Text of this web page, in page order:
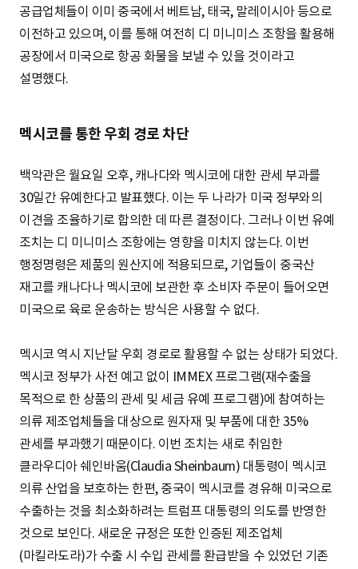
공급업체들이 이미 중국에서 베트남, 태국, 말레이시아 등으로
이전하고 있으며, 이를 통해 여전히 디 미니미스 조항을 활용해
공장에서 미국으로 항공 화물을 보낼 수 있을 것이라고
설명했다.
멕시코를 통한 우회 경로 차단
백악관은 월요일 오후, 캐나다와 멕시코에 대한 관세 부과를
30일간 유예한다고 발표했다. 이는 두 나라가 미국 정부와의
이견을 조율하기로 합의한 데 따른 결정이다. 그러나 이번 유예
조치는 디 미니미스 조항에는 영향을 미치지 않는다. 이번
행정명령은 제품의 원산지에 적용되므로, 기업들이 중국산
재고를 캐나다나 멕시코에 보관한 후 소비자 주문이 들어오면
미국으로 육로 운송하는 방식은 사용할 수 없다.
멕시코 역시 지난달 우회 경로로 활용할 수 없는 상태가 되었다.
멕시코 정부가 사전 예고 없이 IMMEX 프로그램(재수출을
목적으로 한 상품의 관세 및 세금 유예 프로그램)에 참여하는
의류 제조업체들을 대상으로 원자재 및 부품에 대한 35%
관세를 부과했기 때문이다. 이번 조치는 새로 취임한
클라우디아 쉐인바움(Claudia Sheinbaum) 대통령이 멕시코
의류 산업을 보호하는 한편, 중국이 멕시코를 경유해 미국으로
수출하는 것을 최소화하려는 트럼프 대통령의 의도를 반영한
것으로 보인다. 새로운 규정은 또한 인증된 제조업체
(마킬라도라)가 수출 시 수입 관세를 환급받을 수 있었던 기존